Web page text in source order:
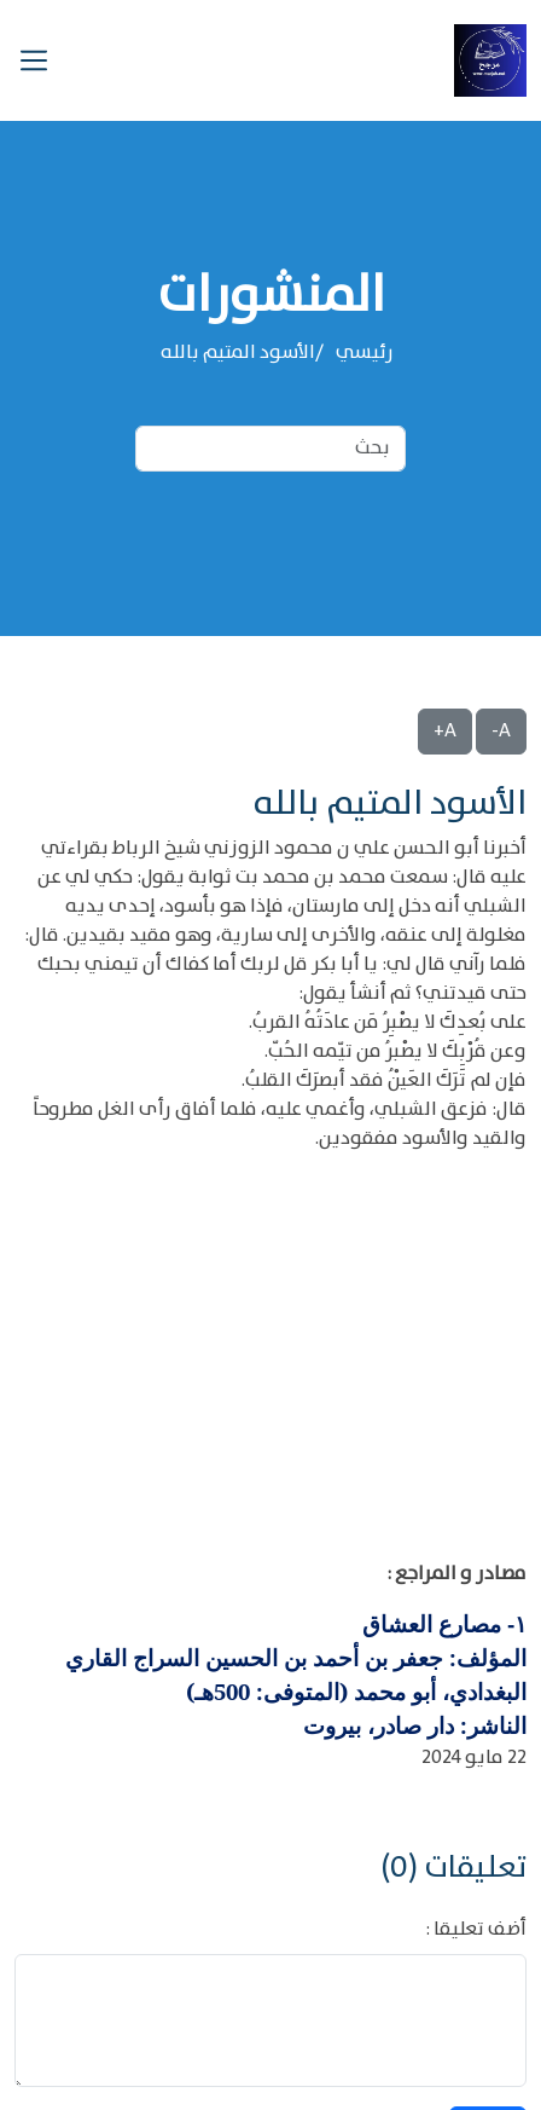
المنشورات
رئيسي الأسود المتيم بالله
A-
A+
الأسود المتيم بالله
أخبرنا أبو الحسن علي ن محمود الزوزني شيخ الرباط بقراءتي
عليه قال: سمعت محمد بن محمد بت ثوابة يقول: حكي لي عن
الشبلي أنه دخل إلى مارستان، فإذا هو بأسود، إحدى يديه
مغلولة إلى عنقه، والأخرى إلى سارية، وهو مقيد بقيدين. قال:
فلما رآني قال لي: يا أبا بكر قل لربك أما كفاك أن تيمني بحبك
حتى قيدتني؟ ثم أنشأ يقول:
على بُعدِكَ لا يصْبِرُ مَن عادَتُهُ القربُ.
وعن قُرْبِكَ لا يصْبرُ من تيّمه الحُبّ.
فإن لم تَرَكَ العَيْنُ فقد أبصرَكَ القلبُ.
قال: فزعق الشبلي، وأغمي عليه، فلما أفاق رأى الغل مطروحاً
والقيد والأسود مفقودين.
مصادر و المراجع :
١-
مصارع العشاق
المؤلف: جعفر بن أحمد بن الحسين السراج القاري
البغدادي، أبو محمد (المتوفى: 500هـ)
الناشر: دار صادر، بيروت
22 مايو 2024
تعليقات (0)
أضف تعليقا :